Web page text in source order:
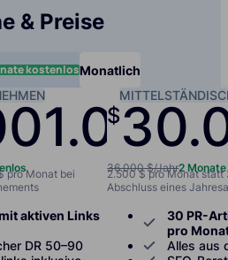
& Preise
kostenlosMonatlich
1.000/
pro Monat bei
aktiven Links
DR 50–90
$
36.000 $/Jahr2
2.500 $ pro Monat
Abschluss eines
30 PR-
pro
Alles aus